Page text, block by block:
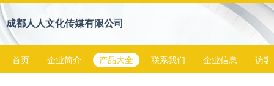
成都人人文化传媒有限公司
首页 企业简介 产品大全 联系我们 企业信息 访客